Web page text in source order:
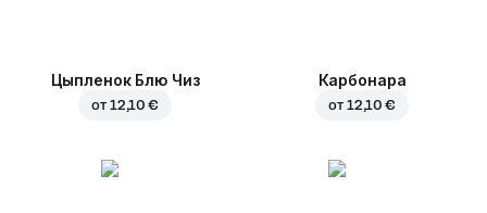
Цыпленок Блю Чиз
от 12,10 €
Карбонара
от 12,10 €